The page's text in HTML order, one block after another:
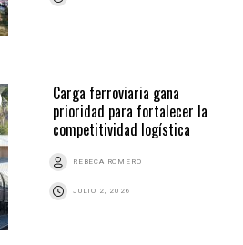
Carga ferroviaria gana
prioridad para fortalecer la
competitividad logística
REBECA ROMERO
JULIO 2, 2026